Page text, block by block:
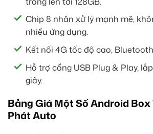
Chip 8 nhân xử lý mạnh mẽ,
nhiều ứng dụng.
Kết nối 4G tốc độ cao,
Hỗ trợ cổng USB Plug & Play,
giây.
Bảng Giá Một Số Android Box
Phát Auto